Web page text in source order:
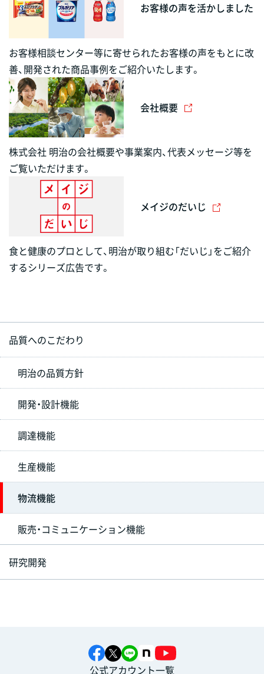
お客様の声を活かしました
お客様相談センター等に寄せられたお客様の声をもとに改
善、開発された商品事例をご紹介いたします。
会社概要
株式会社 明治の会社概要や事業案内、代表メッセージ等を
ご覧いただけます。
メイジのだいじ
食と健康のプロとして、明治が取り組む「だいじ」をご紹介
するシリーズ広告です。
品質へのこだわり
明治の品質方針
開発・設計機能
調達機能
生産機能
物流機能
販売・コミュニケーション機能
研究開発
公式アカウント一覧